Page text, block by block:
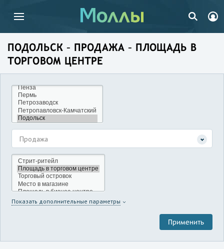
ПОДОЛЬСК – ПРОДАЖА – ПЛОЩАДЬ В
ТОРГОВОМ ЦЕНТРЕ
Продажа
Показать дополнительные параметры